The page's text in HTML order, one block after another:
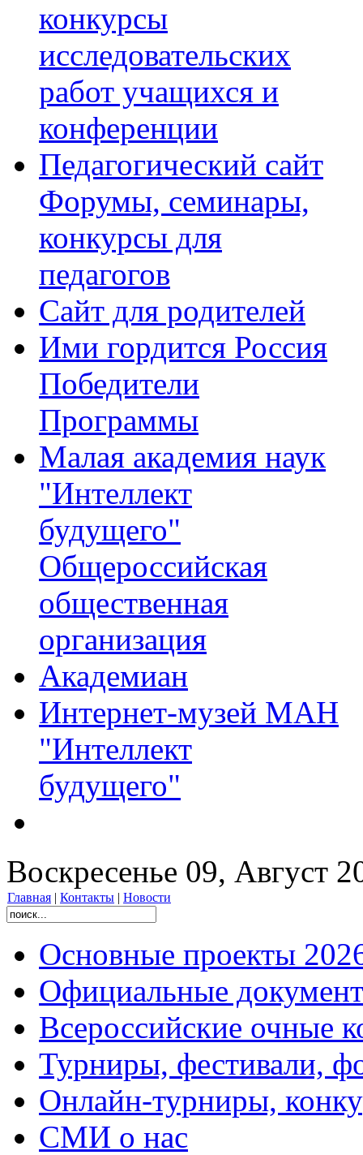
конкурсы
исследовательских
работ учащихся и
конференции
Педагогический сайт
Форумы, семинары,
конкурсы для
педагогов
Сайт для родителей
Ими гордится Россия
Победители
Программы
Малая академия наук
"Интеллект
будущего"
Общероссийская
общественная
организация
Академиан
Интернет-музей МАН
"Интеллект
будущего"
Воскресенье 09, Август
Главная | Контакты | Новости
Основные проекты
Официальные
Всероссийские очные
Турниры, фестивали,
Онлайн-турниры,
СМИ о нас